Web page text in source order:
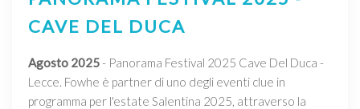
CAVE DEL DUCA
Agosto 2025- Panorama Festival 2025 Cave Del Duca -
Lecce. Fowhe è partner di uno degli eventi clue in
programma per l'estate Salentina 2025, attraverso la